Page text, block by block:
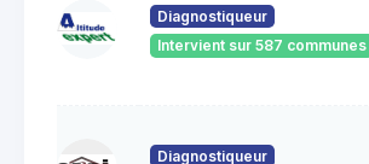
Diagnostiqueur
Intervient sur 587 communes
Diagnostiqueur